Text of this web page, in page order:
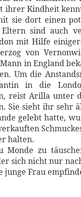
ihrer Kindheit
sie dort einen
sind auch
mit Hilfe
von
in England
Um die
in die
reist Arilla unter
Sie sieht ihr sehr
gelebt hatte,
halten.
Monde zu
sich nicht nur
junge Frau